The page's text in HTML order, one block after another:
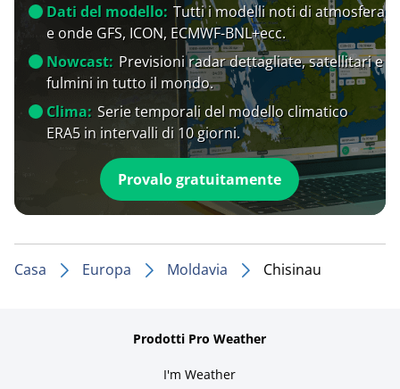
Dati del modello: Tutti i modelli noti di atmosfera
e onde GFS, ICON, ECMWF-BNL+ecc.
Nowcast: Previsioni radar dettagliate, satellitari e
fulmini in tutto il mondo.
Clima: Serie temporali del modello climatico
ERA5 in intervalli di 10 giorni.
Provalo gratuitamente
Casa Europa Moldavia Chisinau
Prodotti Pro Weather
I'm Weather